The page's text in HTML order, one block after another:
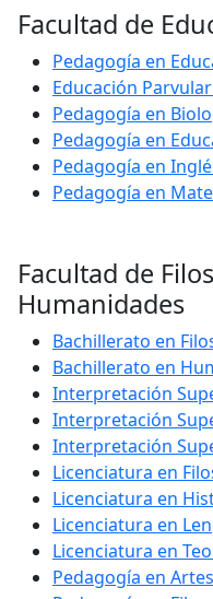
Facultad de
Pedagogía en
Educación
Pedagogía en
Pedagogía en
Pedagogía en
Pedagogía en
Facultad de
Humanidades
Bachillerato en
Bachillerato en
Interpretación
Interpretación
Interpretación
Licenciatura en
Licenciatura en
Licenciatura en
Licenciatura en
Pedagogía en